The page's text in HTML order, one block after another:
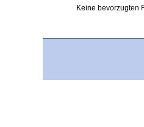
Keine bevorzugten